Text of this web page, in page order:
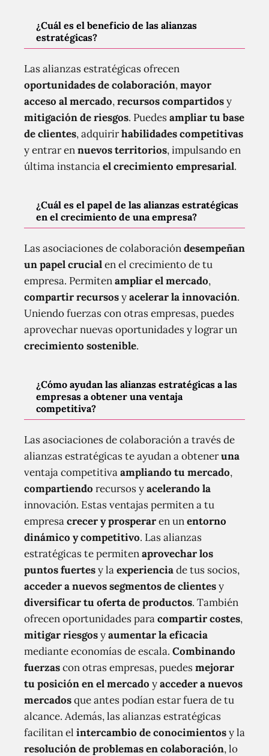
¿Cuál es el beneficio de las alianzas
estratégicas?
Las alianzas estratégicas ofrecen
oportunidades de colaboración,mayor
acceso al mercado,recursos compartidosy
mitigación de riesgos. Puedesampliar tu base
de clientes, adquirirhabilidades competitivas
y entrar ennuevos territorios, impulsando en
última instanciael crecimiento empresarial.
¿Cuál es el papel de las alianzas estratégicas
en el crecimiento de una empresa?
Las asociaciones de colaboracióndesempeñan
un papel crucialen el crecimiento de tu
empresa. Permitenampliar el mercado,
compartir recursosyacelerar la innovación.
Uniendo fuerzas con otras empresas, puedes
aprovechar nuevas oportunidades y lograr un
crecimiento sostenible.
¿Cómo ayudan las alianzas estratégicas a las
empresas a obtener una ventaja
competitiva?
Las asociaciones de colaboración a través de
alianzas estratégicas te ayudan a obteneruna
ventaja competitivaampliando tu mercado,
compartiendo recursos yacelerando la
innovación. Estas ventajas permiten a tu
empresacrecer y prosperaren unentorno
dinámico y competitivo. Las alianzas
estratégicas te permitenaprovechar los
puntos fuertesy laexperienciade tus socios,
acceder a nuevos segmentos de clientesy
diversificar tu oferta de productos. También
ofrecen oportunidades paracompartir costes,
mitigar riesgosyaumentar la eficacia
mediante economías de escala. Combinando
fuerzascon otras empresas, puedesmejorar
tu posición en el mercado yacceder a nuevos
mercadosque antes podían estar fuera de tu
alcance. Además, las alianzas estratégicas
facilitan el intercambio de conocimientosy la
resolución de problemas en colaboración, lo